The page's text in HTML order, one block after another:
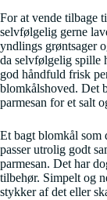
For at vende tilbage
selvfølgelig gerne
yndlings grøntsager
da selvfølgelig spille
god håndfuld frisk
blomkålshoved. Det
parmesan for et salt
Et bagt blomkål som
passer utrolig godt
parmesan. Det har
tilbehør. Simpelt og
stykker af det eller